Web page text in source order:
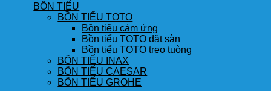
BỒN TIỂU
BỒN TIỂU TOTO
Bồn tiểu cảm ứng
Bồn tiểu TOTO đặt sàn
Bồn tiểu TOTO treo tuòng
BỒN TIỂU INAX
BỒN TIỂU CAESAR
BỒN TIỂU GROHE